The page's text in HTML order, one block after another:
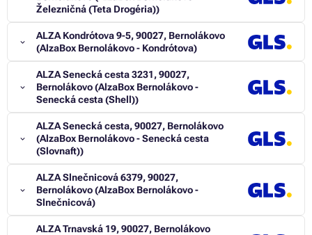
Železničná (Teta Drogéria))
ALZA Kondrótova 9-5, 90027, Bernolákovo
(AlzaBox Bernolákovo - Kondrótova)
ALZA Senecká cesta 3231, 90027,
Bernolákovo (AlzaBox Bernolákovo -
Senecká cesta (Shell))
ALZA Senecká cesta, 90027, Bernolákovo
(AlzaBox Bernolákovo - Senecká cesta
(Slovnaft))
ALZA Slnečnicová 6379, 90027,
Bernolákovo (AlzaBox Bernolákovo -
Slnečnicová)
ALZA Trnavská 19, 90027, Bernolákovo